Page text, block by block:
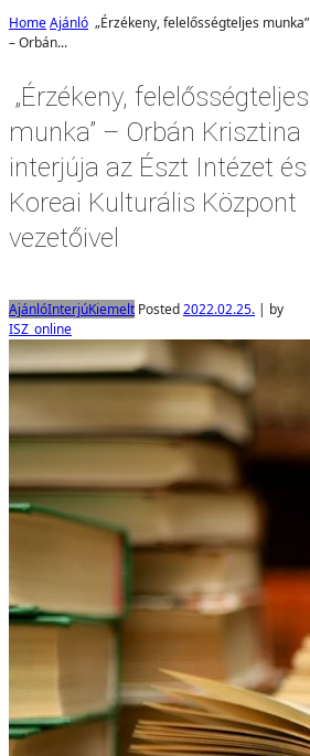
HomeAjánló „Érzékeny, felelősségteljes munka”
– Orbán...
„Érzékeny, felelősségteljes
munka” – Orbán Krisztina
interjúja az Észt Intézet és
Koreai Kulturális Központ
vezetőivel
AjánlóInterjúKiemelt Posted2022.02.25. | by
ISZ_online